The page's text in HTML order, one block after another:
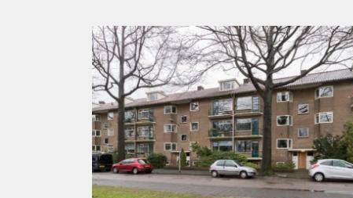
Huisdieren toegestaan: Afhankelijk van de Eigenaar
Huurtoeslag grens: Nee
Geschikt voor studenten: Afhankelijk van de